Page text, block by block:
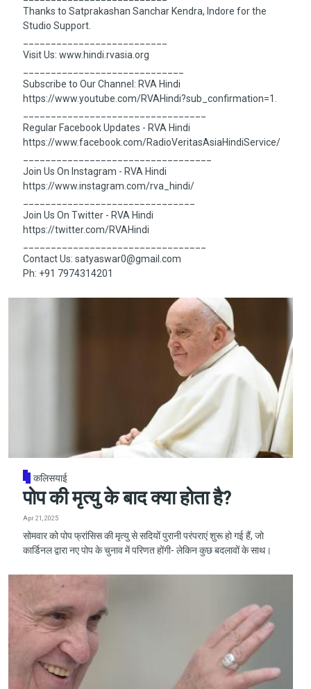
Thanks to Satprakashan Sanchar Kendra, Indore for the
Studio Support.
Visit Us: www.hindi.rvasia.org
Subscribe to Our Channel: RVA Hindi
https://www.youtube.com/RVAHindi?sub_confirmation=1.
Regular Facebook Updates - RVA Hindi
https://www.facebook.com/RadioVeritasAsiaHindiService/
Join Us On Instagram - RVA Hindi
https://www.instagram.com/rva_hindi/
Join Us On Twitter - RVA Hindi
https://twitter.com/RVAHindi
Contact Us: satyaswar0@gmail.com
Ph: +91 7974314201
कलिसयाई
पोप की मृत्यु के बाद क्या होता है?
Apr 21, 2025
सोमवार को पोप फ्रांसिस की मृत्यु से सदियों पुरानी परंपराएं शुरू हो गई हैं, जो
कार्डिनल द्वारा नए पोप के चुनाव में परिणत होंगी- लेकिन कुछ बदलावों के साथ।